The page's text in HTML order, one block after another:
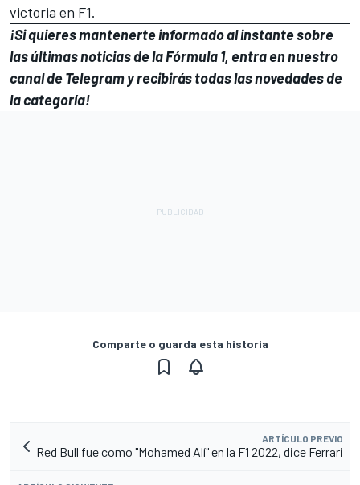
victoria en F1.
¡Si quieres mantenerte informado al instante sobre
las últimas noticias de la Fórmula 1, entra ennuestro
canal de Telegramy recibirás todas las novedades de
la categoría!
Comparte o guarda esta historia
ARTÍCULO PREVIO
Red Bull fue como "Mohamed Alí​​" en la F1 2022, dice Ferrari